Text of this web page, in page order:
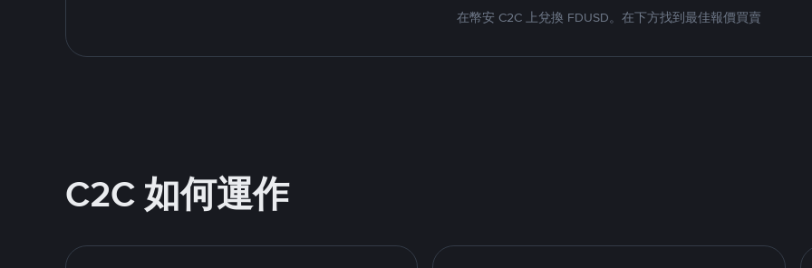
在幣安 C2C 上兌換 FDUSD。在下方找到最佳報價買賣
C2C 如何運作